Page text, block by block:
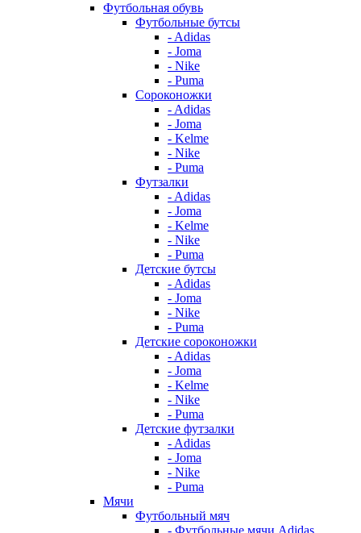
Футбольная обувь
Футбольные бутсы
- Adidas
- Joma
- Nike
- Puma
Сороконожки
- Adidas
- Joma
- Kelme
- Nike
- Puma
Футзалки
- Adidas
- Joma
- Kelme
- Nike
- Puma
Детские бутсы
- Adidas
- Joma
- Nike
- Puma
Детские сороконожки
- Adidas
- Joma
- Kelme
- Nike
- Puma
Детские футзалки
- Adidas
- Joma
- Nike
- Puma
Мячи
Футбольный мяч
- Футбольные мячи Adidas